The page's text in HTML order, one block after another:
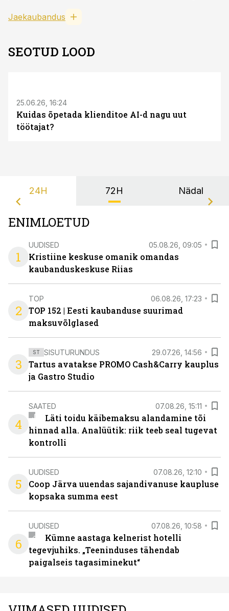
Jaekaubandus
SEOTUD LOOD
25.06.26, 16:24
Kuidas õpetada klienditoe AI-d nagu uut
töötajat?
24H 72H Nädal
ENIMLOETUD
1
UUDISED 05.08.26, 09:05
Kristiine keskuse omanik omandas
kaubanduskeskuse Riias
2
TOP 06.08.26, 17:23
TOP 152 | Eesti kaubanduse suurimad
maksuvõlglased
3
ST SISUTURUNDUS 29.07.26, 14:56
Tartus avatakse PROMO Cash&Carry kauplus
ja Gastro Studio
4
SAATED 07.08.26, 15:11
Läti toidu käibemaksu alandamine tõi
hinnad alla. Analüütik: riik teeb seal tugevat
kontrolli
5
UUDISED 07.08.26, 12:10
Coop Järva uuendas sajandivanuse kaupluse
kopsaka summa eest
6
UUDISED 07.08.26, 10:58
Kümne aastaga kelnerist hotelli
tegevjuhiks. „Teeninduses tähendab
paigalseis tagasiminekut“